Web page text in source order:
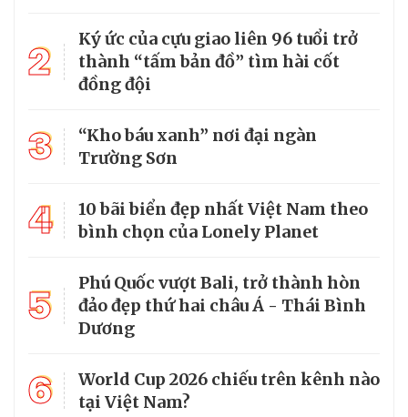
2
Ký ức của cựu giao liên 96 tuổi trở
thành “tấm bản đồ” tìm hài cốt
đồng đội
3
“Kho báu xanh” nơi đại ngàn
Trường Sơn
4
10 bãi biển đẹp nhất Việt Nam theo
bình chọn của Lonely Planet
5
Phú Quốc vượt Bali, trở thành hòn
đảo đẹp thứ hai châu Á - Thái Bình
Dương
6
World Cup 2026 chiếu trên kênh nào
tại Việt Nam?